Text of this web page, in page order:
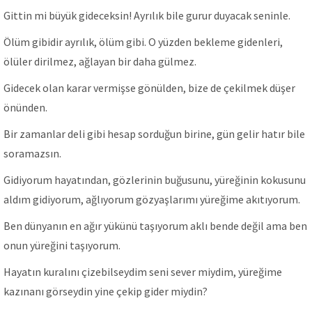
Gittin mi büyük gideceksin! Ayrılık bile gurur duyacak seninle.
Ölüm gibidir ayrılık, ölüm gibi. O yüzden bekleme gidenleri,
ölüler dirilmez, ağlayan bir daha gülmez.
Gidecek olan karar vermişse gönülden, bize de çekilmek düşer
önünden.
Bir zamanlar deli gibi hesap sorduğun birine, gün gelir hatır bile
soramazsın.
Gidiyorum hayatından, gözlerinin buğusunu, yüreğinin kokusunu
aldım gidiyorum, ağlıyorum gözyaşlarımı yüreğime akıtıyorum.
Ben dünyanın en ağır yükünü taşıyorum aklı bende değil ama ben
onun yüreğini taşıyorum.
Hayatın kuralını çizebilseydim seni sever miydim, yüreğime
kazınanı görseydin yine çekip gider miydin?